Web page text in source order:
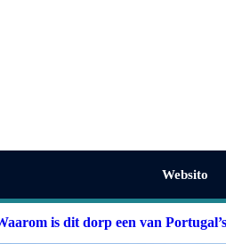
Websito
is dit dorp een van